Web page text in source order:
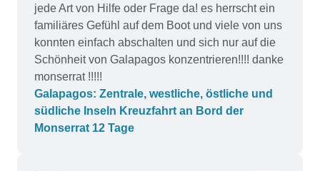
jede Art von Hilfe oder Frage da! es herrscht ein
familiäres Gefühl auf dem Boot und viele von uns
konnten einfach abschalten und sich nur auf die
Schönheit von Galapagos konzentrieren!!!! danke
monserrat !!!!!
Galapagos: Zentrale, westliche, östliche und
südliche Inseln Kreuzfahrt an Bord der
Monserrat 12 Tage